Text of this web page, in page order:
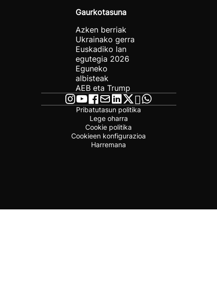
Gaurkotasuna
Azken berriak
Ukrainako gerra
Euskadiko lan
egutegia 2026
Eguneko
albisteak
AEB eta Trump
Pribatutasun politika
Lege oharra
Cookie politika
Cookieen konfigurazioa
Harremana